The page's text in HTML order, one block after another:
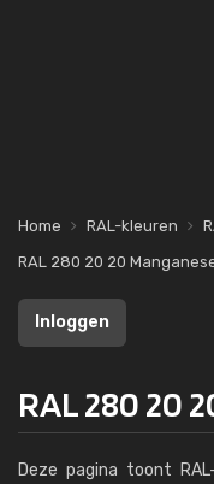
Home RAL-kleuren
RAL 280 20 20
Inloggen
RAL 280 20
Deze pagina toont